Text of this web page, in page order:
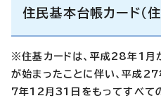
住民基本台帳カード（
※住基カードは、平成28年1月
が始まったことに伴い、平成
7年12月31日をもってすべて